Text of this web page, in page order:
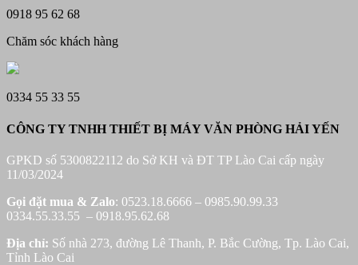
0918 95 62 68
Chăm sóc khách hàng
0334 55 33 55
CÔNG TY TNHH THIẾT BỊ MÁY VĂN PHÒNG HẢI YẾN
GPKD số 5300822112 do Sở KH và ĐT TP Lào Cai cấp ngày
11/03/2024
Gọi đặt mua & Zalo: 0523.18.6666 – 0985.90.99.33
0334.55.33.55 – 0918.95.62.68
Địa chỉ: Số nhà 273, đường Lê Thanh, P. Bắc Cường, Tp. Lào Cai,
Tỉnh Lào Cai